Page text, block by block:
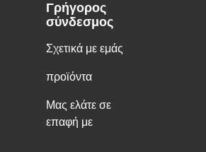
Γρήγορος
σύνδεσμος
Σχετικά με εμάς
προϊόντα
Μας ελάτε σε
επαφή με